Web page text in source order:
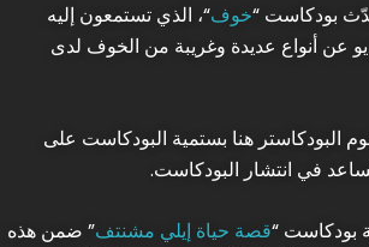
بودكاست “خوف“، الذي تستمعون إليه
عن أنواع عديدة وغريبة من الخوف لدى
البودكاستر هنا بستمية البودكاست على
في انتشار البودكاست.
بودكاست “قصة حياة إيلي مشنتف” ضمن هذه